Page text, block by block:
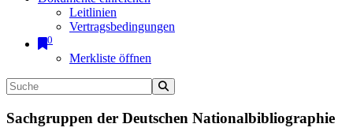
Leitlinien
Vertragsbedingungen
0
Merkliste öffnen
Sachgruppen der Deutschen Nationalbibliographie